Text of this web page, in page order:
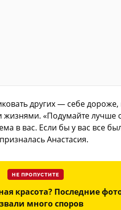
других — себе
«Подумайте лучше
в вас. Если бы у вас все
Анастасия.
НЕ ПРОПУСТИТЕ
красота? Последние
много споров